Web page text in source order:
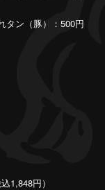
タン（豚）：500円
1,848円）